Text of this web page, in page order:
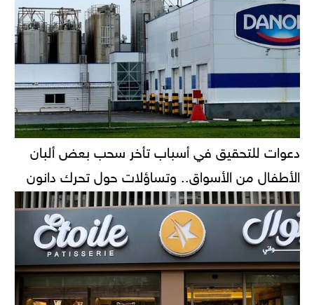
دعوات للتحقيق في أسباب تأخر سحب بعض ألبان
الأطفال من الأسواق.. وتساؤلات حول تحرك دانون